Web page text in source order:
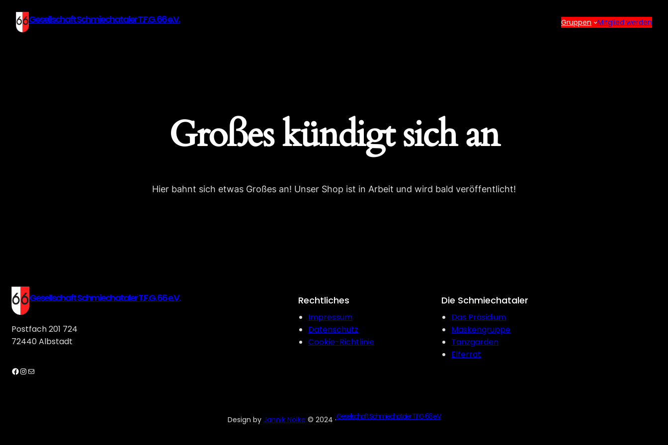
Gesellschaft Schmiechataler T.F.G. 66 e.V. Gruppen Mitglied werden
Großes kündigt sich an
Hier bahnt sich etwas Großes an! Unser Shop ist in Arbeit und wird bald veröffentlicht!
Gesellschaft Schmiechataler T.F.G. 66 e.V.
Postfach 201 724
72440 Albstadt
Facebook InstagramE-Mail
Rechtliches
Impressum
Datenschutz
Cookie-Richtlinie
Die Schmiechataler
Das Präsidium
Maskengruppe
Tanzgarden
Elferrat
Design by Jannik Nölke © 2024 ·Gesellschaft Schmiechataler T.F.G. 66 e.V.